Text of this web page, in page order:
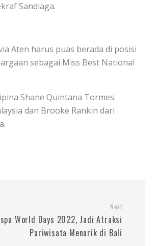
Sandiaga.
Aten harus puas berada di posisi
sebagai Miss Best National
Shane Quintana Tormes.
dan Brooke Rankin dari
Next
World Days 2022, Jadi Atraksi
Pariwisata Menarik di Bali